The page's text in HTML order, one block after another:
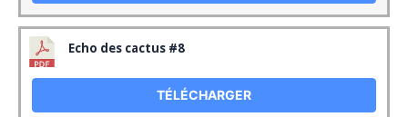
Echo des cactus #8
TÉLÉCHARGER